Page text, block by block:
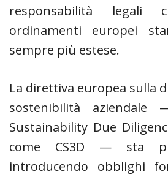
responsabilità
ordinamenti europei
sempre più estese.
La direttiva europea sulla
sostenibilità aziendale
Sustainability Due
come CS3D — sta
introducendo obblighi